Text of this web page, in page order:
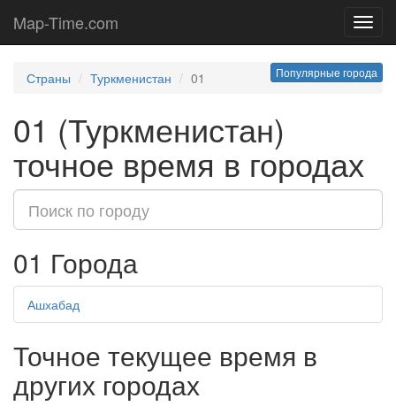
Map-Time.com
Популярные города
Страны Туркменистан 01
01 (Туркменистан)
точное время в городах
01 Города
Ашхабад
Точное текущее время в
других городах